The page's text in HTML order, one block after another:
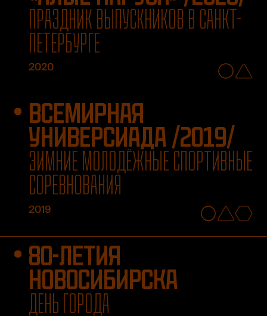
ПРАЗДНИК ВЫПУСКНИКОВ В САНКТ-
ПЕТЕРБУРГЕ
2020
ВСЕМИРНАЯ
УНИВЕРСИАДА /2019/
ЗИМНИЕ МОЛОДЁЖНЫЕ СПОРТИВНЫЕ
СОРЕВНОВАНИЯ
2019
80-ЛЕТИЯ
НОВОСИБИРСКА
ДЕНЬ ГОРОДА